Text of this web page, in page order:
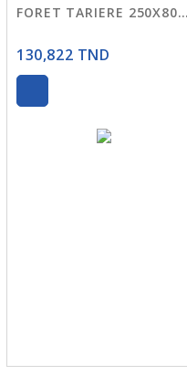
FORET TARIERE 250X800MM WDZ1A-B250
130,822 TND